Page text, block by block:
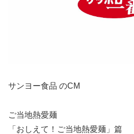
サンヨー食品 のCM
ご当地熱愛麺
「おしえて！ご当地熱愛麺」篇